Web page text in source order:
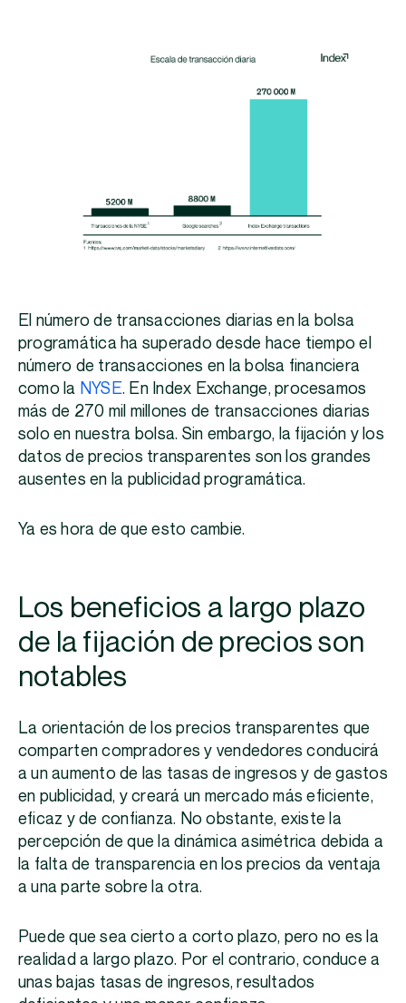
El número de transacciones diarias en la bolsa
programática ha superado desde hace tiempo el
número de transacciones en la bolsa financiera
como la NYSE. En Index Exchange, procesamos
más de 270 mil millones de transacciones diarias
solo en nuestra bolsa. Sin embargo, la fijación y los
datos de precios transparentes son los grandes
ausentes en la publicidad programática.
Ya es hora de que esto cambie.
Los beneficios a largo plazo
de la fijación de precios son
notables
La orientación de los precios transparentes que
comparten compradores y vendedores conducirá
a un aumento de las tasas de ingresos y de gastos
en publicidad, y creará un mercado más eficiente,
eficaz y de confianza. No obstante, existe la
percepción de que la dinámica asimétrica debida a
la falta de transparencia en los precios da ventaja
a una parte sobre la otra.
Puede que sea cierto a corto plazo, pero no es la
realidad a largo plazo. Por el contrario, conduce a
unas bajas tasas de ingresos, resultados